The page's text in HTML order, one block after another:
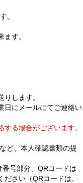
。
す。
します。
日にメールにてご連絡い
る場合がございます。
ど、本人確認書類の提
号部分、QRコードは
さい（QRコードは、